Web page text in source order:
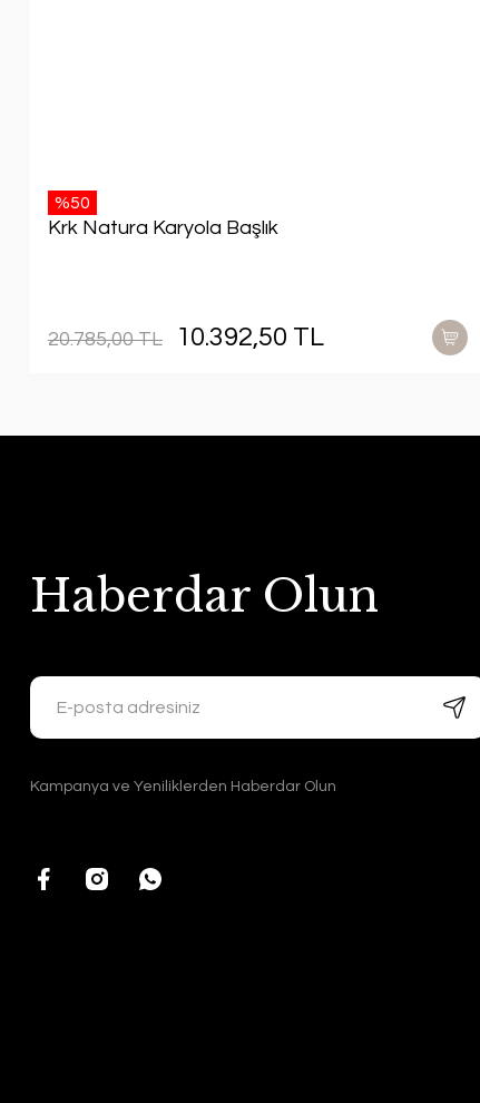
%50
Krk Natura Karyola Başlık
20.785,00 TL 10.392,50 TL
Haberdar Olun
Kampanya ve Yeniliklerden Haberdar Olun